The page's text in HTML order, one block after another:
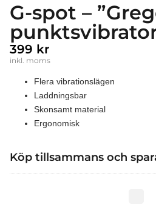
G-spot –
399 kr
inkl. moms
Flera vibrationslägen
Laddningsbar
Skonsamt material
Ergonomisk
Köp tillsammans och